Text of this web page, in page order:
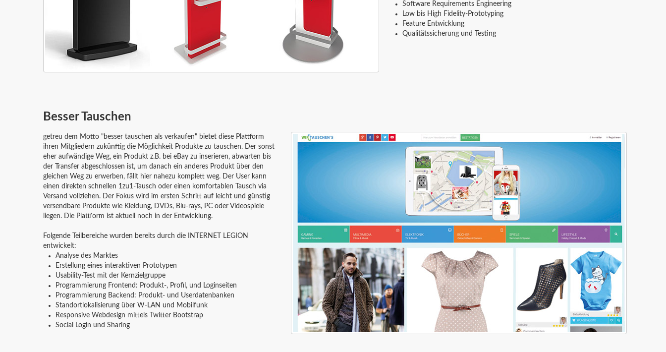
Software Requirements Engineering
Low bis High Fidelity-Prototyping
Feature Entwicklung
Qualitätssicherung und Testing
Besser Tauschen
getreu dem Motto "besser tauschen als verkaufen" bietet diese Plattform
ihren Mitgliedern zukünftig die Möglichkeit Produkte zu tauschen. Der sonst
eher aufwändige Weg, ein Produkt z.B. bei eBay zu inserieren, abwarten bis
der Transfer abgeschlossen ist, um danach ein anderes Produkt über den
gleichen Weg zu erwerben, fällt hier nahezu komplett weg. Der User kann
einen direkten schnellen 1zu1-Tausch oder einen komfortablen Tausch via
Versand vollziehen. Der Fokus wird im ersten Schritt auf leicht und günstig
versendbare Produkte wie Kleidung, DVDs, Blu-rays, PC oder Videospiele
liegen. Die Plattform ist aktuell noch in der Entwicklung.
Folgende Teilbereiche wurden bereits durch die INTERNET LEGION
entwickelt:
Analyse des Marktes
Erstellung eines interaktiven Prototypen
Usability-Test mit der Kernzielgruppe
Programmierung Frontend: Produkt-, Profil, und Loginseiten
Programmierung Backend: Produkt- und Userdatenbanken
Standortlokalisierung über W-LAN und Mobilfunk
Responsive Webdesign mittels Twitter Bootstrap
Social Login und Sharing